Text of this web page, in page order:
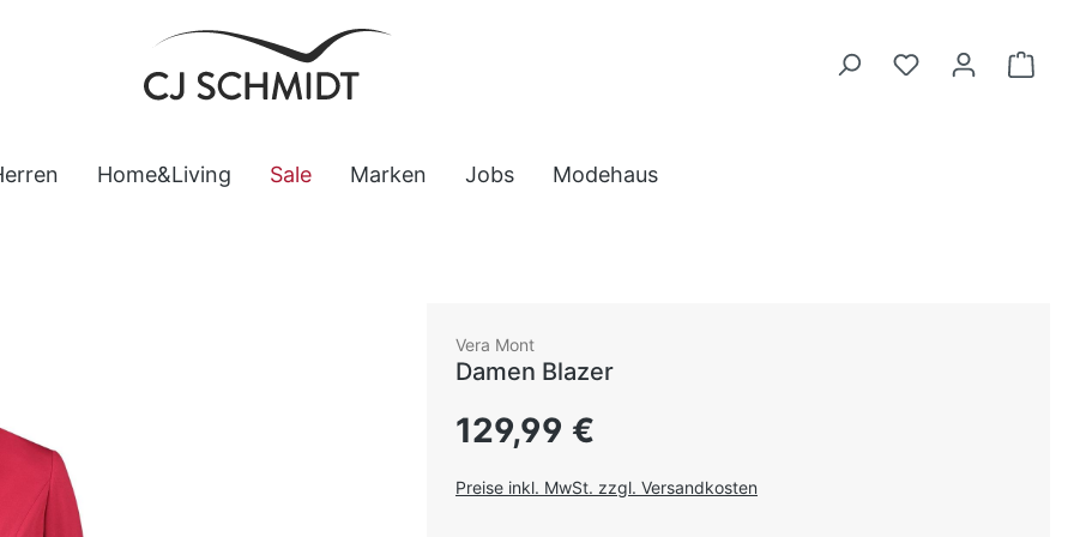
Home&Living Sale Marken Jobs Modehaus
Vera Mont
Damen Blazer
Regulärer Preis:
129,99 €
Preise inkl. MwSt. zzgl. Versandkosten